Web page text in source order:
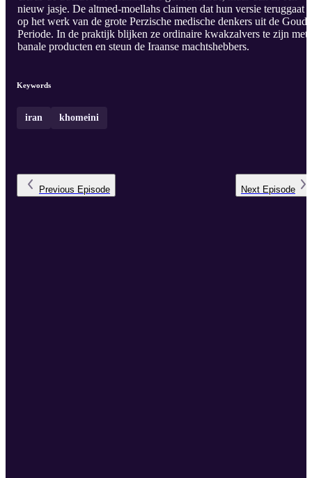
nieuw jasje. De altmed-moellahs claimen dat hun versie teruggaat
op het werk van de grote Perzische medische denkers uit de
Periode. In de praktijk blijken ze ordinaire kwakzalvers te zijn met
banale producten en steun de Iraanse machtshebbers.
Keywords
iran khomeini
Previous Episode Next Episode